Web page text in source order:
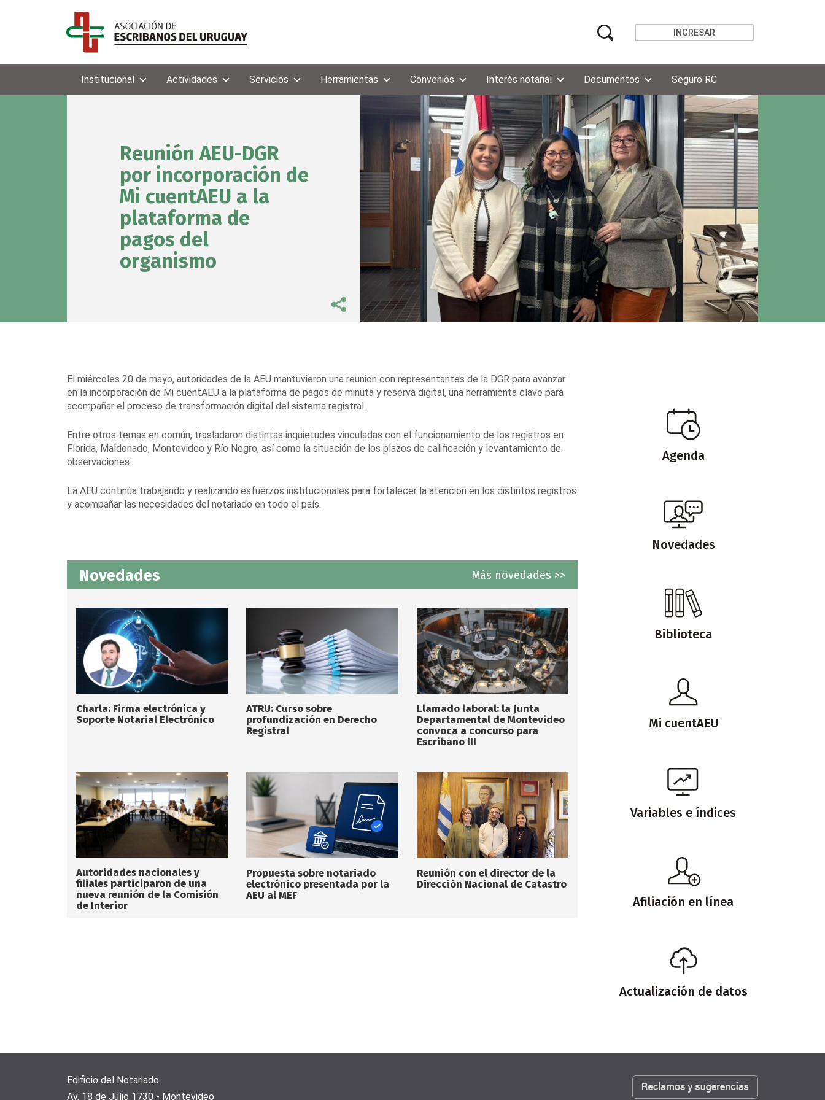
INGRESAR
Institucional Actividades Servicios Herramientas Convenios Interés notarial Documentos Seguro RC
Reunión AEU-DGR
por incorporación de
Mi cuentAEU a la
plataforma de
pagos del
organismo
El miércoles 20 de mayo, autoridades de la AEU mantuvieron una reunión con representantes de la DGR para avanzar
en la incorporación de Mi cuentAEU a la plataforma de pagos de minuta y reserva digital, una herramienta clave para
acompañar el proceso de transformación digital del sistema registral.
Entre otros temas en común, trasladaron distintas inquietudes vinculadas con el funcionamiento de los registros en
Florida, Maldonado, Montevideo y Río Negro, así como la situación de los plazos de calificación y levantamiento de
observaciones.
La AEU continúa trabajando y realizando esfuerzos institucionales para fortalecer la atención en los distintos registros
y acompañar las necesidades del notariado en todo el país.
Novedades Más novedades >>
Charla: Firma electrónica y
Soporte Notarial Electrónico
ATRU: Curso sobre
profundización en Derecho
Registral
Llamado laboral: la Junta
Departamental de Montevideo
convoca a concurso para
Escribano III
Autoridades nacionales y
filiales participaron de una
nueva reunión de la Comisión
de Interior
Propuesta sobre notariado
electrónico presentada por la
AEU al MEF
Reunión con el director de la
Dirección Nacional de Catastro
Agenda
Novedades
Biblioteca
Mi cuentAEU
Variables e índices
Afiliación en línea
Actualización de datos
Edificio del Notariado
Av. 18 de Julio 1730 - Montevideo